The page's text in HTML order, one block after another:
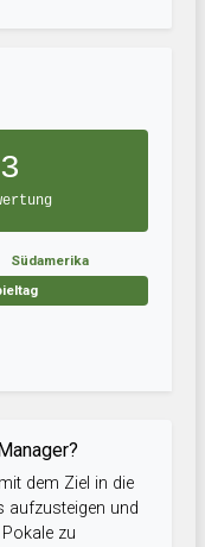
Südamerika
dem Ziel in die
aufzusteigen und
zu